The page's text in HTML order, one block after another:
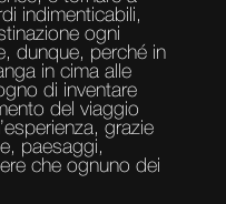
indimenticabili,
ogni
dunque, perché in
in cima alle
di inventare
del viaggio
grazie
paesaggi,
che ognuno dei